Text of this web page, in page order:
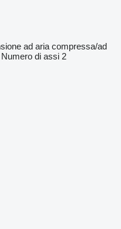
ad aria compressa/ad
Numero di assi 2